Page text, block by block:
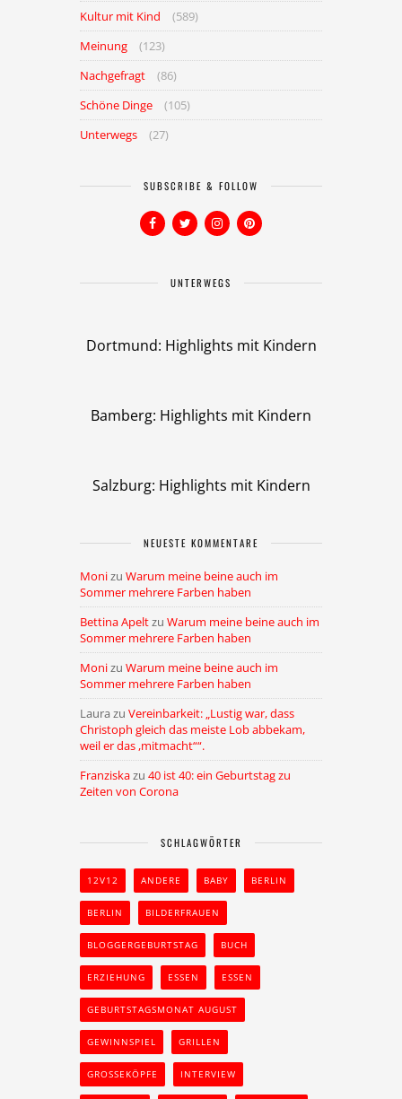
Kultur mit Kind
(589)
Meinung
(123)
Nachgefragt
(86)
Schöne Dinge
(105)
Unterwegs
(27)
SUBSCRIBE & FOLLOW
UNTERWEGS
Dortmund: Highlights mit Kindern
Bamberg: Highlights mit Kindern
Salzburg: Highlights mit Kindern
NEUESTE KOMMENTARE
Monizu Warum meine beine auch im
Sommer mehrere Farben haben
Bettina Apeltzu Warum meine beine auch im
Sommer mehrere Farben haben
Monizu Warum meine beine auch im
Sommer mehrere Farben haben
Laura zu Vereinbarkeit: „Lustig war, dass
Christoph gleich das meiste Lob abbekam,
weil er das ,mitmacht““.
Franziskazu 40 ist 40: ein Geburtstag zu
Zeiten von Corona
SCHLAGWÖRTER
12V12 ANDERE BABY BERLIN
BERLIN BILDERFRAUEN
BLOGGERGEBURTSTAG BUCH
ERZIEHUNG ESSEN ESSEN
GEBURTSTAGSMONAT AUGUST
GEWINNSPIEL GRILLEN
GROSSEKÖPFE INTERVIEW